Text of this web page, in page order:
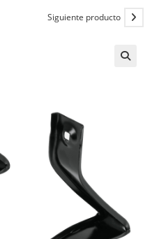
Siguiente producto